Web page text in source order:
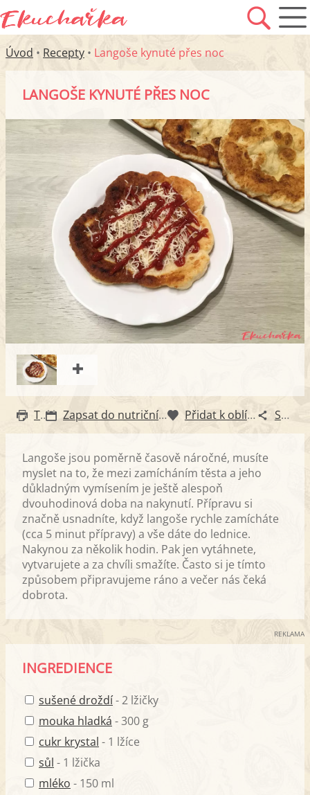
Úvod • Recepty • Langoše kynuté přes noc
LANGOŠE KYNUTÉ PŘES NOC
Tisk Zapsat do nutričního diáře Přidat k oblíbeným Sdílet
Langoše jsou poměrně časově náročné, musíte
myslet na to, že mezi zamícháním těsta a jeho
důkladným vymísením je ještě alespoň
dvouhodinová doba na nakynutí. Přípravu si
značně usnadníte, když langoše rychle zamícháte
(cca 5 minut přípravy) a vše dáte do lednice.
Nakynou za několik hodin. Pak jen vytáhnete,
vytvarujete a za chvíli smažíte. Často si je tímto
způsobem připravujeme ráno a večer nás čeká
dobrota.
REKLAMA
INGREDIENCE
sušené droždí- 2 lžičky
mouka hladká - 300 g
cukr krystal - 1 lžíce
sůl - 1 lžička
mléko - 150 ml